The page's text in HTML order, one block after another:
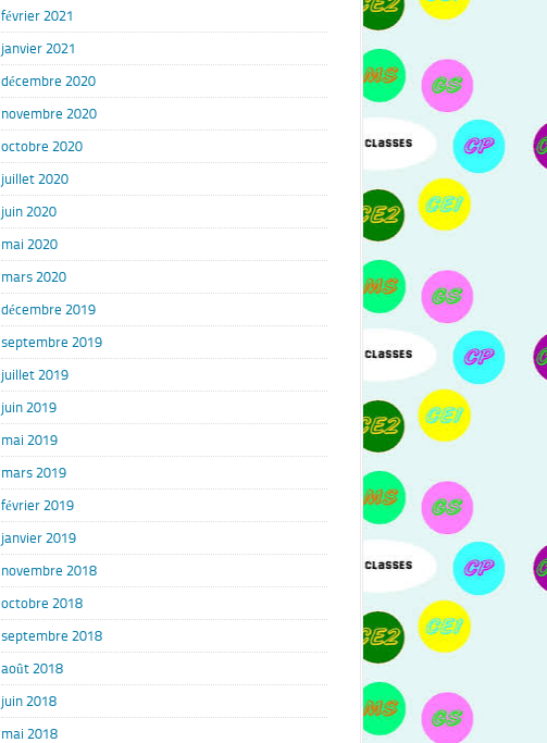
février 2021
janvier 2021
décembre 2020
novembre 2020
octobre 2020
juillet 2020
juin 2020
mai 2020
mars 2020
décembre 2019
septembre 2019
juillet 2019
juin 2019
mai 2019
mars 2019
février 2019
janvier 2019
novembre 2018
octobre 2018
septembre 2018
août 2018
juin 2018
mai 2018